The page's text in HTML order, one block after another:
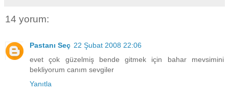
14 yorum:
Pastanı Seç 22 Şubat 2008 22:06
evet çok güzelmiş bende gitmek için bahar mevsimini
bekliyorum canım sevgiler
Yanıtla